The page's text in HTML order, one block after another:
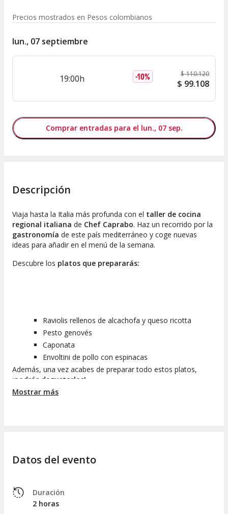
Precios mostrados en Pesos colombianos
lun., 07 septiembre
19:00h -10% $ 110.120
$ 99.108
Comprar entradas para el lun., 07 sep.
Descripción
Viaja hasta la Italia más profunda con el taller de cocina
regional italiana de Chef Caprabo. Haz un recorrido por la
gastronomía de este país mediterráneo y coge nuevas
ideas para añadir en el menú de la semana.
Descubre los platos que prepararás:
Raviolis rellenos de alcachofa y queso ricotta
Pesto genovés
Caponata
Envoltini de pollo con espinacas
Además, una vez acabes de preparar todo estos platos,
¡podrás degustarlos!
Chef Caprabo
Descubre el resto de talleres que imparten en
Mostrar más
Datos del evento
Duración
2 horas